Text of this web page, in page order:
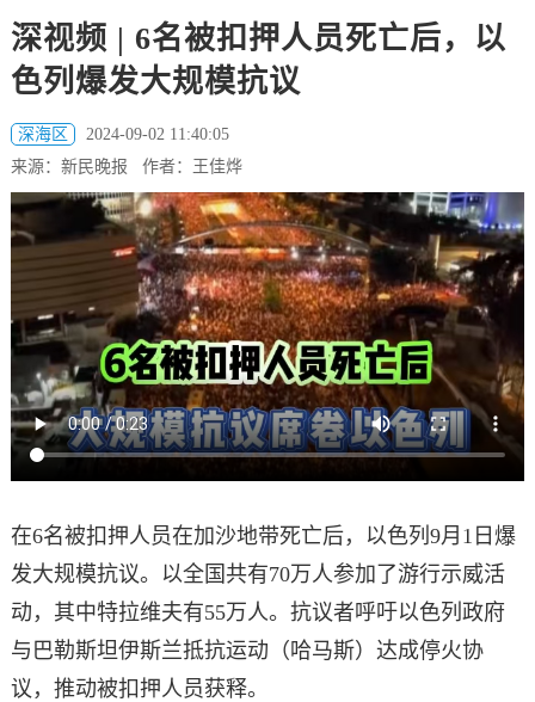
深视频 | 6名被扣押人员死亡后，以
色列爆发大规模抗议
深海区
2024-09-02 11:40:05
来源：新民晚报 作者：王佳烨
在6名被扣押人员在加沙地带死亡后，以色列9月1日爆
发大规模抗议。以全国共有70万人参加了游行示威活
动，其中特拉维夫有55万人。抗议者呼吁以色列政府
与巴勒斯坦伊斯兰抵抗运动（哈马斯）达成停火协
议，推动被扣押人员获释。